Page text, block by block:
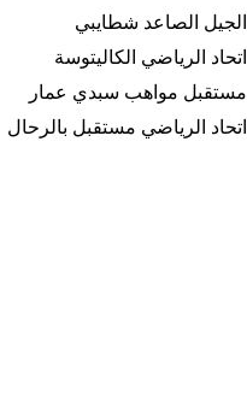
الجيل الصاعد شطايبي
اتحاد الرياضي الكاليتوسة
مستقبل مواهب سبدي عمار
اتحاد الرياضي مستقبل بالرحال